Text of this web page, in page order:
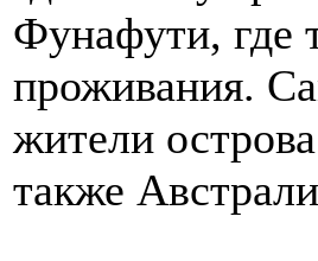
Фунафути, где
проживания.
жители
также